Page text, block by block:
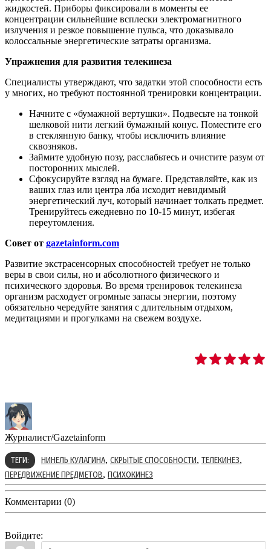
жидкостей. Приборы фиксировали в моменты ее
концентрации сильнейшие всплески электромагнитного
излучения и резкое повышение пульса, что доказывало
колоссальные энергетические затраты организма.
Упражнения для развития телекинеза
Специалисты утверждают, что задатки этой способности есть
у многих, но требуют постоянной тренировки концентрации.
Начните с «бумажной вертушки». Подвесьте на тонкой
шелковой нити легкий бумажный конус. Поместите его
в стеклянную банку, чтобы исключить влияние
сквозняков.
Займите удобную позу, расслабьтесь и очистите разум от
посторонних мыслей.
Сфокусируйте взгляд на бумаге. Представляйте, как из
ваших глаз или центра лба исходит невидимый
энергетический луч, который начинает толкать предмет.
Тренируйтесь ежедневно по 10-15 минут, избегая
переутомления.
Совет от gazetainform.com
Развитие экстрасенсорных способностей требует не только
веры в свои силы, но и абсолютного физического и
психического здоровья. Во время тренировок телекинеза
организм расходует огромные запасы энергии, поэтому
обязательно чередуйте занятия с длительным отдыхом,
медитациями и прогулками на свежем воздухе.
Журналист/Gazetainform
ТЕГИ: НИНЕЛЬ КУЛАГИНА, СКРЫТЫЕ СПОСОБНОСТИ, ТЕЛЕКИНЕЗ,
ПЕРЕДВИЖЕНИЕ ПРЕДМЕТОВ, ПСИХОКИНЕЗ
Комментарии (0)
Войдите: